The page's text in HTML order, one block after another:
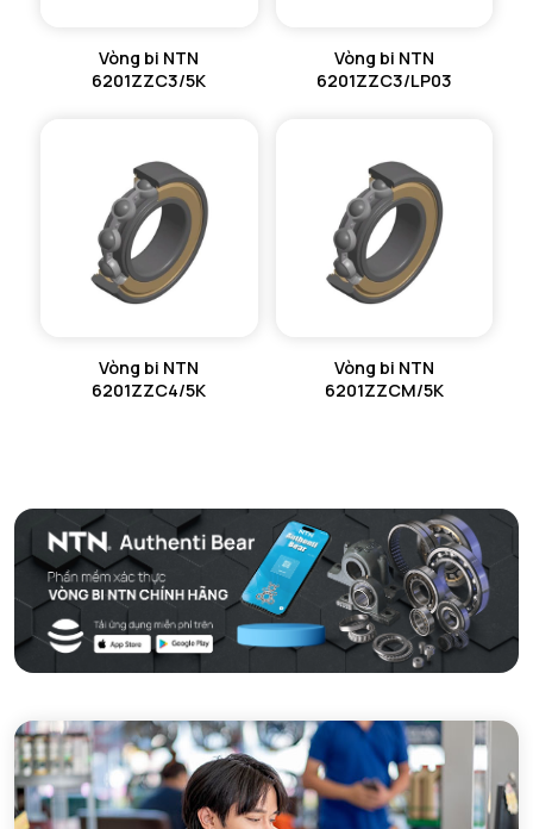
Vòng bi NTN
6201ZZC3/5K
Vòng bi NTN
6201ZZC3/LP03
Vòng bi NTN
6201ZZC4/5K
Vòng bi NTN
6201ZZCM/5K